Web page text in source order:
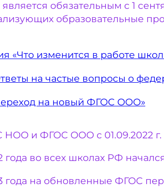
обязательным с 1
образовательные
«Что изменится в работе школ
на частые вопросы о
на новый ФГОС ООО»
и ФГОС ООО с 01.09.2022 г.
года во всех школах РФ
года на обновленные ФГОС